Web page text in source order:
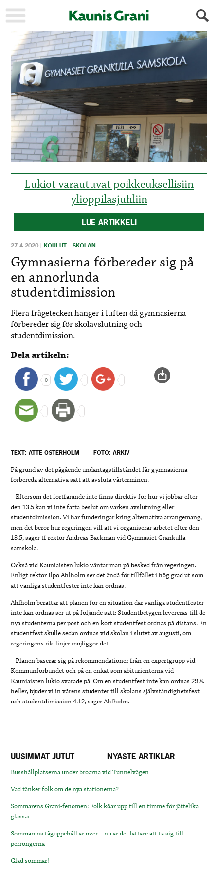
KAUPUNKI
STADEN
AJANKOHTAISTA
URHEILU
IDROTT
KULTTUURI
KULTUR
HISTORIA
HISTORIA
YLEINEN
ALLMÄN
MAINOSTAJILLE
FÖR
ANNONSÖRER
Lukiot varautuvat poikkeuksellisiin
ylioppilasjuhliin
LUE ARTIKKELI
27.4.2020 |KOULUT - SKOLAN
Gymnasierna förbereder sig på
en annorlunda
studentdimission
Flera frågetecken hänger i luften då gymnasierna
förbereder sig för skolavslutning och
studentdimission.
Dela artikeln:
0
TEXT: ATTE ÖSTERHOLM FOTO: ARKIV
På grund av det pågående undantagstillståndet får gymnasierna
förbereda alternativa sätt att avsluta vårterminen.
– Eftersom det fortfarande inte finns direktiv för hur vi jobbar efter
den 13.5 kan vi inte fatta beslut om varken avslutning eller
studentdimission. Vi har funderingar kring alternativa arrangemang,
men det beror hur regeringen vill att vi organiserar arbetet efter den
13.5, säger tf rektor Andreas Bäckman vid Gymnasiet Grankulla
samskola.
Också vid Kauniaisten lukio väntar man på besked från regeringen.
Enligt rektor Ilpo Ahlholm ser det ändå för tillfället i hög grad ut som
att vanliga studentfester inte kan ordnas.
Ahlholm berättar att planen för en situation där vanliga studentfester
inte kan ordnas ser ut på följande sätt: Studentbetygen levereras till de
nya studenterna per post och en kort studentfest ordnas på distans. En
studentfest skulle sedan ordnas vid skolan i slutet av augusti, om
regeringens riktlinjer möjliggör det.
– Planen baserar sig på rekommendationer från en expertgrupp vid
Kommunförbundet och på en enkät som abiturienterna vid
Kauniaisten lukio svarade på. Om en studentfest inte kan ordnas 29.8.
heller, bjuder vi in vårens studenter till skolans självständighetsfest
och studentdimission 4.12, säger Ahlholm.
UUSIMMAT JUTUT NYASTE ARTIKLAR
Busshållplatserna under broarna vid Tunnelvägen
Vad tänker folk om de nya stationerna?
Sommarens Grani-fenomen: Folk köar upp till en timme för jättelika
glassar
Sommarens tåguppehåll är över – nu är det lättare att ta sig till
perrongerna
Glad sommar!